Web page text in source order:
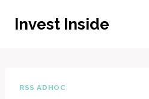
InhaltInvest Inside
RSS ADHOC